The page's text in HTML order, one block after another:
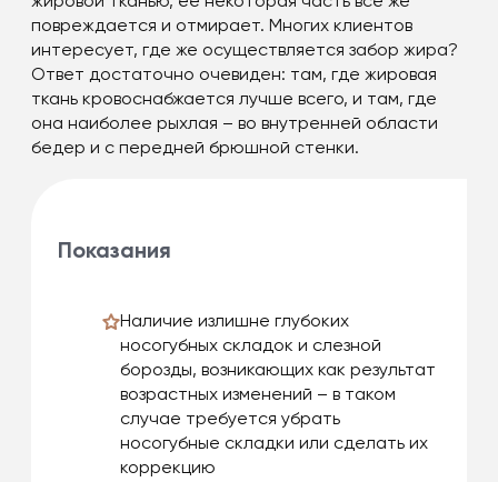
повреждается и отмирает. Многих клиентов
интересует, где же осуществляется забор жира?
Ответ достаточно очевиден: там, где жировая
ткань кровоснабжается лучше всего, и там, где
она наиболее рыхлая – во внутренней области
бедер и с передней брюшной стенки.
Показания
Наличие излишне глубоких
носогубных складок и слезной
борозды, возникающих как результат
возрастных изменений – в таком
случае требуется убрать
носогубные складки или сделать их
коррекцию